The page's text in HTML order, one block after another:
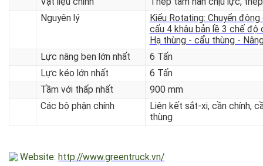
Cơ cấu kéo, đẩy, nâng,
hạ thùng hàng
Model HL3
Thép tấm hàn chịu lực,
Nguyên lý
Kiểu Rotating: Chuyển
cấu 4 khâu bản lề 3 chế
Hạ thùng - cẩu thùng -
Lực nâng ben lớn nhất
6 Tấn
6 Tấn
Các bộ phận chính
Liên kết sắt-xi, cần chính,